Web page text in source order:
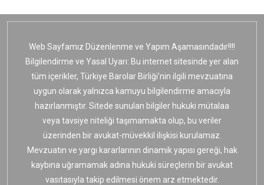
Web Sayfamız Düzenlenme ve Yapım Aşamasındadır!!!!
Bilgilendirme ve Yasal Uyarı: Bu internet sitesinde yer alan
tüm içerikler, Türkiye Barolar Birliği’nin ilgili mevzuatına
uygun olarak yalnızca kamuyu bilgilendirme amacıyla
hazırlanmıştır. Sitede sunulan bilgiler hukuki mütalaa
veya tavsiye niteliği taşımamakta olup, bu veriler
üzerinden bir avukat-müvekkil ilişkisi kurulamaz.
Mevzuatın ve yargı kararlarının dinamik yapısı gereği, hak
kaybına uğramamak adına hukuki süreçlerin bir avukat
vasıtasıyla takip edilmesi önem arz etmektedir.